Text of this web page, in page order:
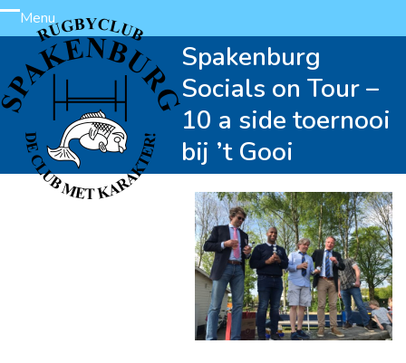
Skip
to
content
Menu
Open
mobile
menu
Close
mobile
menu
Spakenburg
Socials on Tour –
10 a side toernooi
bij ’t Gooi